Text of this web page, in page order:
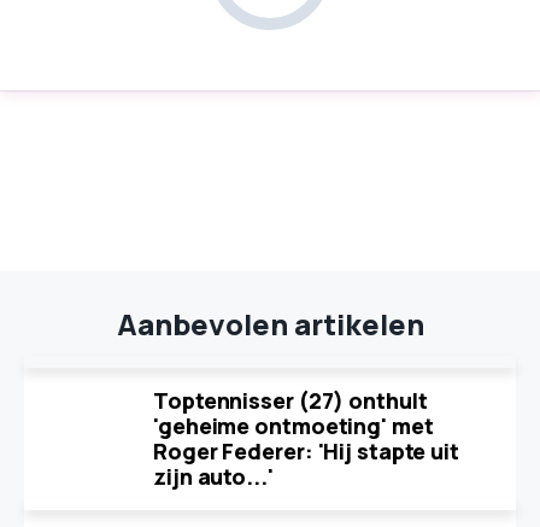
Aanbevolen artikelen
Toptennisser (27) onthult
'geheime ontmoeting' met
Roger Federer: 'Hij stapte uit
zijn auto...'